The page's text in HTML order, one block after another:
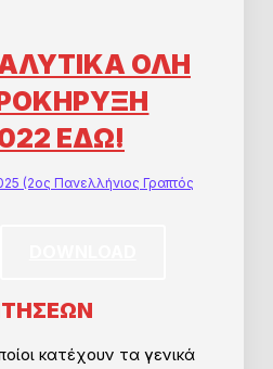
ΟΛΗ
ΕΔΩ!
(2ος Πανελλήνιος Γραπτός
κατέχουν τα γενικά